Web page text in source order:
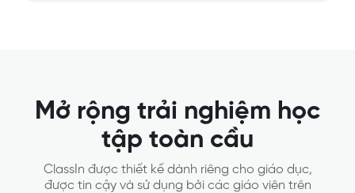
Mở rộng trải nghiệm học
tập toàn cầu
ClassIn được thiết kế dành riêng cho giáo dục,
được tin cậy và sử dụng bởi các giáo viên trên